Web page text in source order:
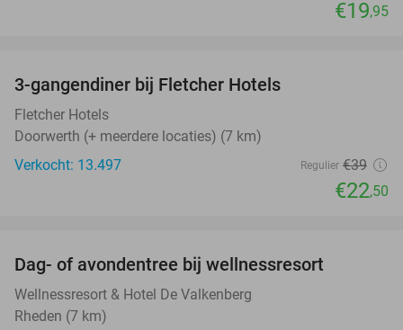
€19,95
3-gangendiner bij Fletcher Hotels
Fletcher Hotels
Doorwerth (+ meerdere locaties) (7 km)
Verkocht: 13.497
Regulier €39
€22,50
Dag- of avondentree bij wellnessresort
Wellnessresort & Hotel De Valkenberg
Rheden (7 km)